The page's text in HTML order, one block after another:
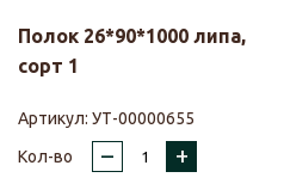
Полок 26*90*1000 липа,
сорт 1
Артикул: УТ-00000655
Кол-во
– +